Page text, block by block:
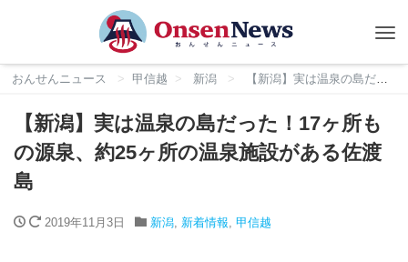
おんせんニュース 甲信越 新潟 【新潟】実は温泉の島だった！17ヶ所もの源泉、約25ヶ所の温泉施設がある佐渡島
【新潟】実は温泉の島だった！17ヶ所も
の源泉、約25ヶ所の温泉施設がある佐渡
島
2019年11月3日 新潟, 新着情報, 甲信越